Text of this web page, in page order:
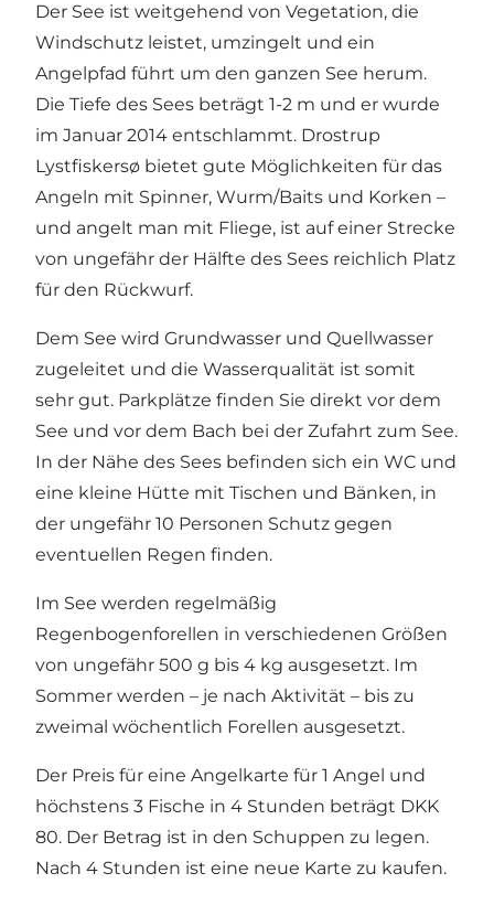
Der See ist weitgehend von Vegetation, die
Windschutz leistet, umzingelt und ein
Angelpfad führt um den ganzen See herum.
Die Tiefe des Sees beträgt 1-2 m und er wurde
im Januar 2014 entschlammt. Drostrup
Lystfiskersø bietet gute Möglichkeiten für das
Angeln mit Spinner, Wurm/Baits und Korken –
und angelt man mit Fliege, ist auf einer Strecke
von ungefähr der Hälfte des Sees reichlich Platz
für den Rückwurf.
Dem See wird Grundwasser und Quellwasser
zugeleitet und die Wasserqualität ist somit
sehr gut. Parkplätze finden Sie direkt vor dem
See und vor dem Bach bei der Zufahrt zum See.
In der Nähe des Sees befinden sich ein WC und
eine kleine Hütte mit Tischen und Bänken, in
der ungefähr 10 Personen Schutz gegen
eventuellen Regen finden.
Im See werden regelmäßig
Regenbogenforellen in verschiedenen Größen
von ungefähr 500 g bis 4 kg ausgesetzt. Im
Sommer werden – je nach Aktivität – bis zu
zweimal wöchentlich Forellen ausgesetzt.
Der Preis für eine Angelkarte für 1 Angel und
höchstens 3 Fische in 4 Stunden beträgt DKK
80. Der Betrag ist in den Schuppen zu legen.
Nach 4 Stunden ist eine neue Karte zu kaufen.